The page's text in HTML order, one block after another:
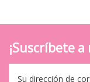
¡Suscríbete